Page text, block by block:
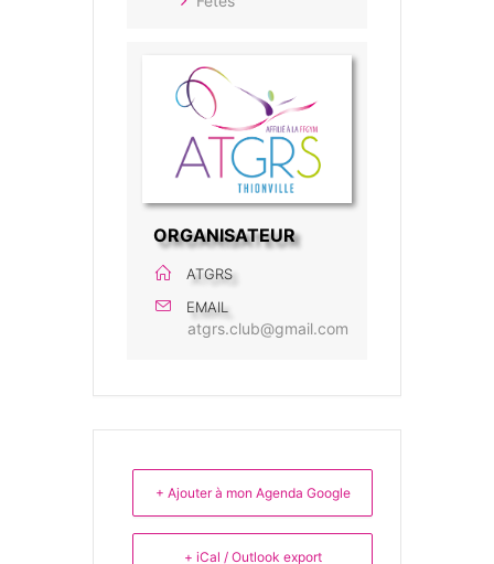
ORGANISATEUR
ATGRS
EMAIL
atgrs.club@gmail.com
+ Ajouter à mon Agenda Google
+ iCal / Outlook export